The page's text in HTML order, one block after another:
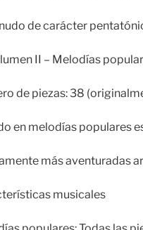
de carácter
II – Melodías
de piezas: 38
en melodías populares
más aventuradas
musicales